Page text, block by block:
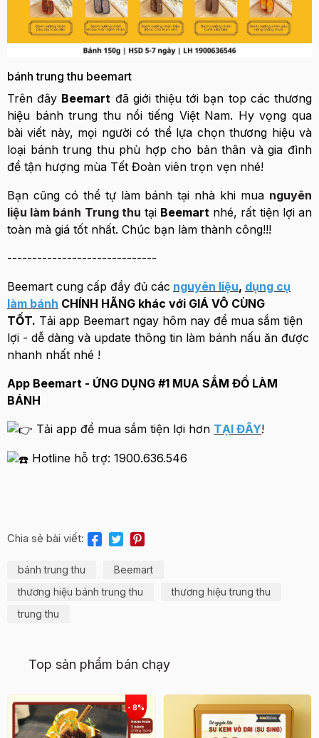
bánh trung thu beemart
Trên đây Beemart đã giới thiệu tới bạn top các thương
hiệu bánh trung thu nổi tiếng Việt Nam. Hy vọng qua
bài viết này, mọi người có thể lựa chọn thương hiệu và
loại bánh trung thu phù hợp cho bản thân và gia đình
để tận hượng mùa Tết Đoàn viên trọn vẹn nhé!
Bạn cũng có thể tự làm bánh tại nhà khi mua nguyên
liệu làm bánh Trung thu tại Beemart nhé, rất tiện lợi an
toàn mà giá tốt nhất. Chúc bạn làm thành công!!!
------------------------------
Beemart cung cấp đầy đủ các nguyên liệu, dụng cụ
làm bánh CHÍNH HÃNG khác với GIÁ VÔ CÙNG
TỐT. Tải app Beemart ngay hôm nay để mua sắm tiện
lợi - dễ dàng và update thông tin làm bánh nấu ăn được
nhanh nhất nhé !
App Beemart - ỨNG DỤNG #1 MUA SẮM ĐỒ LÀM
BÁNH
Tải app để mua sắm tiện lợi hơn TẠI ĐÂY!
Hotline hỗ trợ: 1900.636.546
Chia sẻ bài viết:
bánh trung thu
Beemart
thương hiệu bánh trung thu
thương hiệu trung thu
trung thu
Top sản phẩm bán chạy